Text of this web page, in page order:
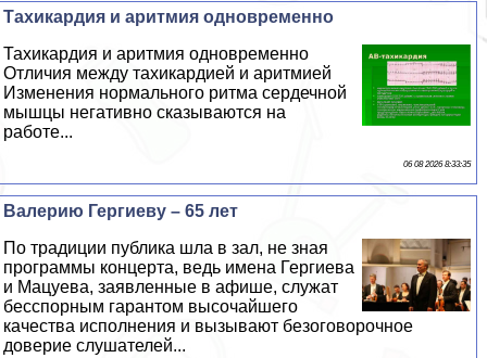
Тахикардия и аритмия одновременно
Тахикардия и аритмия одновременно
Отличия между тахикардией и аритмией
Изменения нормального ритма сердечной
мышцы негативно сказываются на
работе...
06 08 2026 8:33:35
Валерию Гергиеву – 65 лет
По традиции публика шла в зал, не зная
программы концерта, ведь имена Гергиева
и Мацуева, заявленные в афише, служат
бесспopным гарантом высочайшего
качества исполнения и вызывают безоговорочное
доверие слушателей...